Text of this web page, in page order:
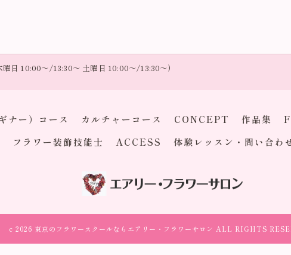
日 10:00～/13:30～ 土曜日 10:00～/13:30～)
ナー）コース カルチャーコース CONCEPT 作品集
フラワー装飾技能士 ACCESS 体験レッスン・問い合わ
c 2026 東京のフラワースクールならエアリー・フラワーサロン ALL RIGHTS